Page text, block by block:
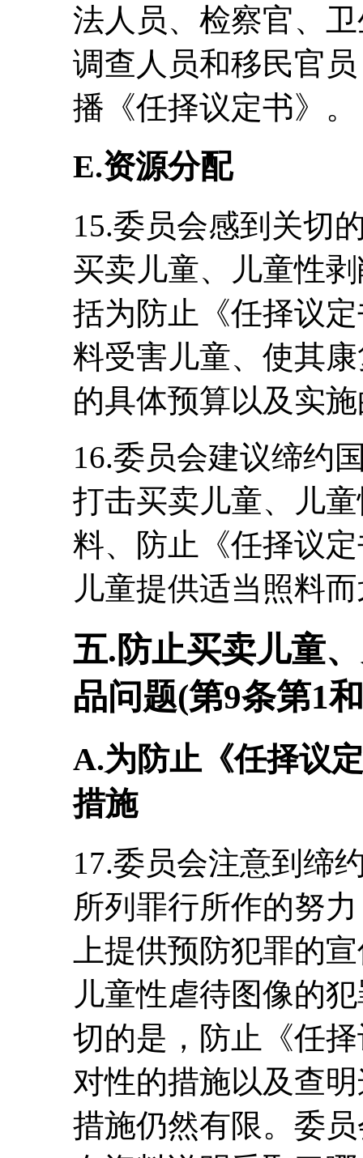
法人员、检察官、
调查人员和移民官
播《任择议定书》。
E.资源分配
15.委员会感到关切
买卖儿童、儿童性
括为防止《任择议
料受害儿童、使其
的具体预算以及实
16.委员会建议缔约
打击买卖儿童、儿
料、防止《任择议
儿童提供适当照料
五.防止买卖儿童
品问题(第9条第1
A.为防止《任择议
措施
17.委员会注意到缔
所列罪行所作的努
上提供预防犯罪的
儿童性虐待图像的
切的是，防止《任
对性的措施以及查
措施仍然有限。委